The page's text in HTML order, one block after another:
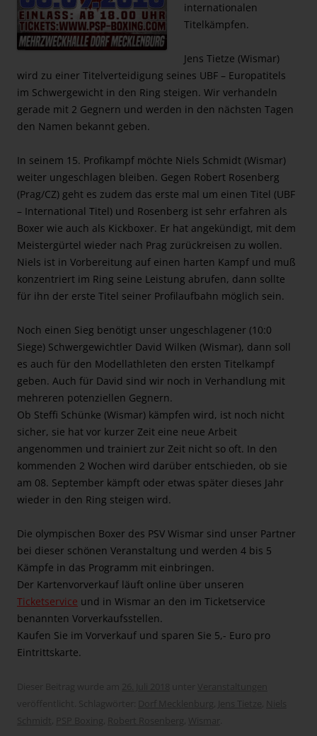
internationalen
Titelkämpfen.
Jens Tietze (Wismar)
wird zu einer Titelverteidigung seines UBF – Europatitels
im Schwergewicht in den Ring steigen. Wir verhandeln
gerade mit 2 Gegnern und werden in den nächsten Tagen
den Namen bekannt geben.
In seinem 15. Profikampf möchte Niels Schmidt (Wismar)
weiter ungeschlagen bleiben. Gegen Robert Rosenberg
(Prag/CZ) geht es zudem das erste mal um einen Titel (UBF
– International Titel) und Rosenberg ist sehr erfahren als
Boxer wie auch als Kickboxer. Er hat angekündigt, mit dem
Meistergürtel wieder nach Prag zurückreisen zu wollen.
Niels ist in Vorbereitung auf einen harten Kampf und muß
konzentriert im Ring seine Leistung abrufen, dann sollte
für ihn der erste Titel seiner Profilaufbahn möglich sein.
Noch einen Sieg benötigt unser ungeschlagener (10:0
Siege) Schwergewichtler David Wilken (Wismar), dann soll
es auch für den Modellathleten den ersten Titelkampf
geben. Auch für David sind wir noch in Verhandlung mit
mehreren potenziellen Gegnern.
Ob Steffi Schünke (Wismar) kämpfen wird, ist noch nicht
sicher, sie hat vor kurzer Zeit eine neue Arbeit
angenommen und trainiert zur Zeit nicht so oft. In den
kommenden 2 Wochen wird darüber entschieden, ob sie
am 08. September kämpft oder etwas später dieses Jahr
wieder in den Ring steigen wird.
Die olympischen Boxer des PSV Wismar sind unser Partner
bei dieser schönen Veranstaltung und werden 4 bis 5
Kämpfe in das Programm mit einbringen.
Der Kartenvorverkauf läuft online über unseren
Ticketservice und in Wismar an den im Ticketservice
benannten Vorverkaufsstellen.
Kaufen Sie im Vorverkauf und sparen Sie 5,- Euro pro
Eintrittskarte.